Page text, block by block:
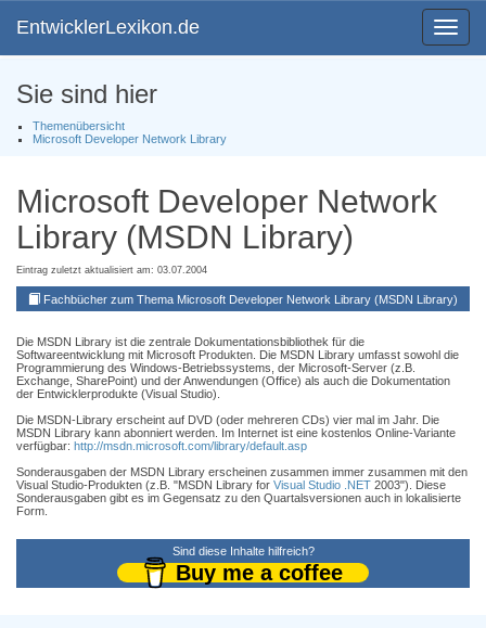
Toggle
EntwicklerLexikon.de
Sie sind hier
Themenübersicht
Microsoft Developer Network Library
Microsoft Developer Network
Library (MSDN Library)
Eintrag zuletzt aktualisiert am: 03.07.2004
Fachbücher zum Thema Microsoft Developer Network Library (MSDN Library)
Die MSDN Library ist die zentrale Dokumentationsbibliothek für die
Softwareentwicklung mit Microsoft Produkten. Die MSDN Library umfasst sowohl die
Programmierung des Windows-Betriebssystems, der Microsoft-Server (z.B.
Exchange, SharePoint) und der Anwendungen (Office) als auch die Dokumentation
der Entwicklerprodukte (Visual Studio).
Die MSDN-Library erscheint auf DVD (oder mehreren CDs) vier mal im Jahr. Die
MSDN Library kann abonniert werden. Im Internet ist eine kostenlos Online-Variante
verfügbar: http://msdn.microsoft.com/library/default.asp
Sonderausgaben der MSDN Library erscheinen zusammen immer zusammen mit den
Visual Studio-Produkten (z.B. "MSDN Library for Visual Studio .NET 2003"). Diese
Sonderausgaben gibt es im Gegensatz zu den Quartalsversionen auch in lokalisierte
Form.
Sind diese Inhalte hilfreich?
Buy me a coffee